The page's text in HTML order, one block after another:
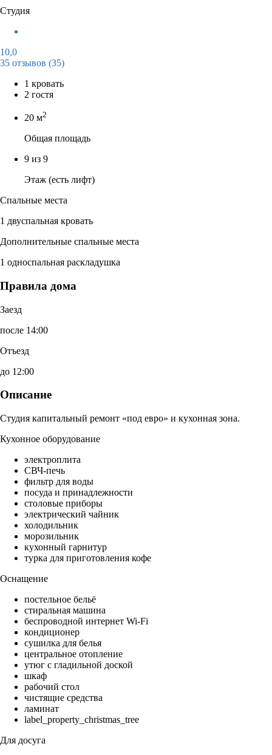
Студия
10,0
35 отзывов (35)
1 кровать
2 гостя
20 м2
Общая площадь
9 из 9
Этаж (есть лифт)
Спальные места
1 двуспальная кровать
Дополнительные спальные места
1 односпальная раскладушка
Правила дома
Заезд
после 14:00
Отъезд
до 12:00
Описание
Студия капитальный ремонт «под евро» и кухонная зона.
Кухонное оборудование
электроплита
СВЧ-печь
фильтр для воды
посуда и принадлежности
столовые приборы
электрический чайник
холодильник
морозильник
кухонный гарнитур
турка для приготовления кофе
Оснащение
постельное бельё
стиральная машина
беспроводной интернет Wi-Fi
кондиционер
сушилка для белья
центральное отопление
утюг с гладильной доской
шкаф
рабочий стол
чистящие средства
ламинат
label_property_christmas_tree
Для досуга